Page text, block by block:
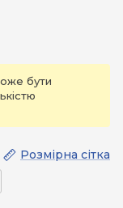
бути
Розмірна сітка